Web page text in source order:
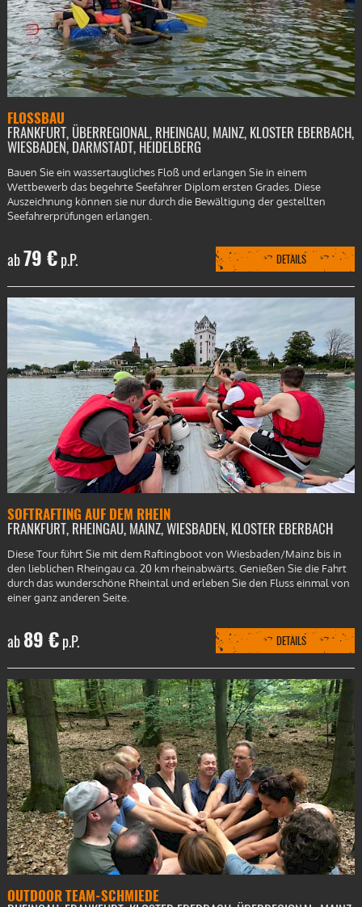
FLOSSBAU
FRANKFURT, ÜBERREGIONAL, RHEINGAU, MAINZ, KLOSTER EBERBACH,
WIESBADEN, DARMSTADT, HEIDELBERG
Bauen Sie ein wassertaugliches Floß und erlangen Sie in einem
Wettbewerb das begehrte Seefahrer Diplom ersten Grades. Diese
Auszeichnung können sie nur durch die Bewältigung der gestellten
Seefahrerprüfungen erlangen.
ab79 €p.P. DETAILS
SOFTRAFTING AUF DEM RHEIN
FRANKFURT, RHEINGAU, MAINZ, WIESBADEN, KLOSTER EBERBACH
Diese Tour führt Sie mit dem Raftingboot von Wiesbaden/Mainz bis in
den lieblichen Rheingau ca. 20 km rheinabwärts. Genießen Sie die Fahrt
durch das wunderschöne Rheintal und erleben Sie den Fluss einmal von
einer ganz anderen Seite.
ab89 €p.P. DETAILS
OUTDOOR TEAM-SCHMIEDE